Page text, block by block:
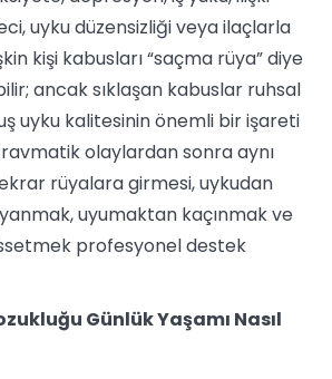
uyku düzensizliği veya ilaçlarla
kişi kabusları “saçma rüya” diye
ancak sıklaşan kabuslar ruhsal
uyku kalitesinin önemli bir işareti
olaylardan sonra aynı
rüyalara girmesi, uykudan
uyumaktan kaçınmak ve
profesyonel destek
Günlük Yaşamı Nasıl